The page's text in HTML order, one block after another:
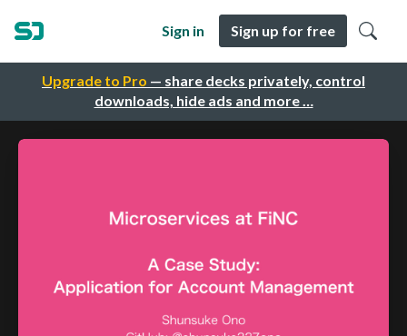
Upgrade to Pro — share decks privately, control
downloads, hide ads and more …
Sign in Sign up for free